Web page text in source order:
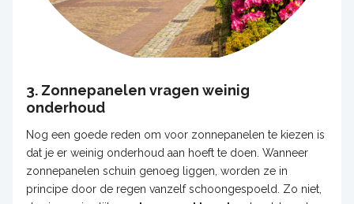
3. Zonnepanelen vragen weinig
onderhoud
Nog een goede reden om voor zonnepanelen te kiezen is
dat je er weinig onderhoud aan hoeft te doen. Wanneer
zonnepanelen schuin genoeg liggen, worden ze in
principe door de regen vanzelf schoongespoeld. Zo niet,